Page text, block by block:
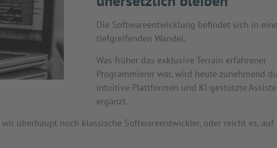
Die Softwareentwicklung befindet sich in
tiefgreifenden Wandel.
Was früher das exklusive Terrain erfahrener
Programmierer war, wird heute zunehmend
intuitive Plattformen und KI-gestützte
ergänzt.
überhaupt noch klassische Softwareentwickler, oder reicht es, auf